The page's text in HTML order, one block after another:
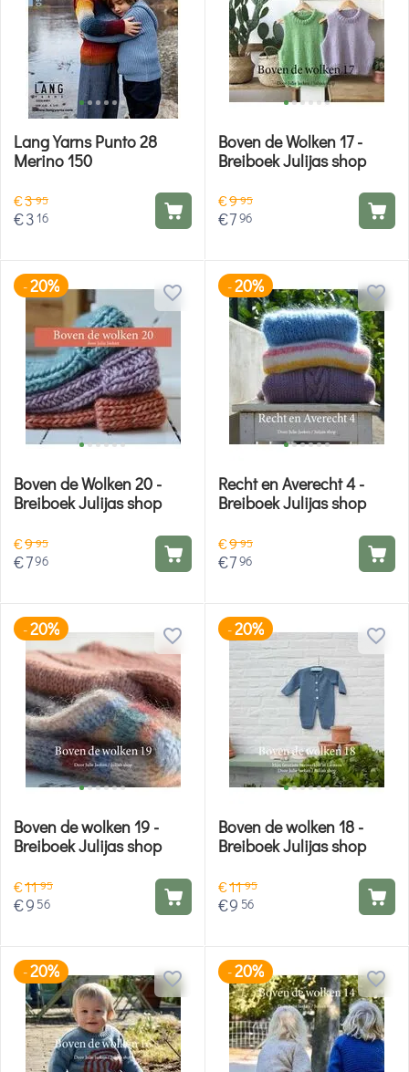
Lang Yarns Punto 28
Merino 150
€395
€316
Boven de Wolken 17 -
Breiboek Julijas shop
€995
€796
-20%
Boven de Wolken 20 -
Breiboek Julijas shop
€995
€796
-20%
Recht en Averecht 4 -
Breiboek Julijas shop
€995
€796
-20%
Boven de wolken 19 -
Breiboek Julijas shop
€1195
€9 56
-20%
Boven de wolken 18 -
Breiboek Julijas shop
€1195
€9 56
-20% -20%